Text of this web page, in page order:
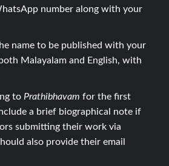
number along with your
name to be published with your
Malayalam and English, with
to Prathibhavam for the first
a brief biographical note if
submitting their work via
also provide their email